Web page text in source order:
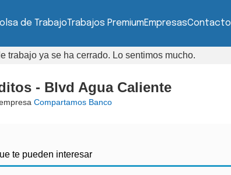
de TrabajoTrabajos PremiumEmpresasContacto
trabajo ya se ha cerrado. Lo sentimos mucho.
- Blvd Agua Caliente
Compartamos Banco
te pueden interesar